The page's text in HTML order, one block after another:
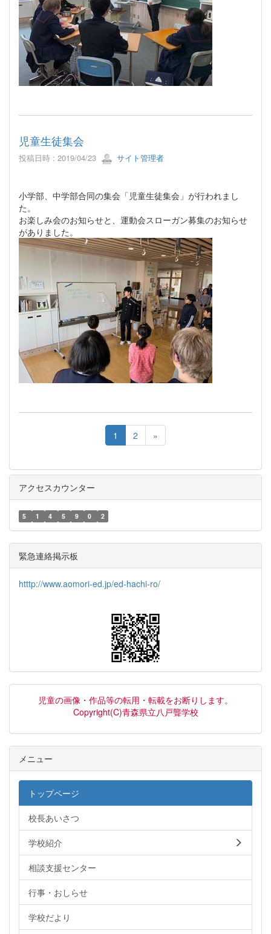
児童生徒集会
投稿日時 : 2019/04/23 サイト管理者
小学部、中学部合同の集会「児童生徒集会」が行われまし
た。
お楽しみ会のお知らせと、運動会スローガン募集のお知らせ
がありました。
1 2 »
アクセスカウンター
5 1 4 5 9 0 2
緊急連絡掲示板
htttp://www.aomori-ed.jp/ed-hachi-ro/
児童の画像・作品等の転用・転載をお断りします。
Copyright(C)青森県立八戸聾学校
メニュー
トップページ
校長あいさつ
学校紹介
相談支援センター
行事・おしらせ
学校だより